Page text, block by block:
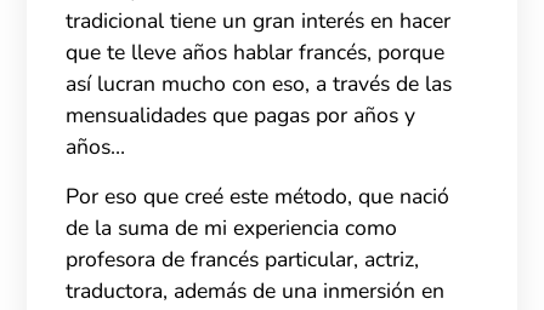
tradicional tiene un gran interés en hacer
que te lleve años hablar francés, porque
así lucran mucho con eso, a través de las
mensualidades que pagas por años y
años…
Por eso que creé este método, que nació
de la suma de mi experiencia como
profesora de francés particular, actriz,
traductora, además de una inmersión en